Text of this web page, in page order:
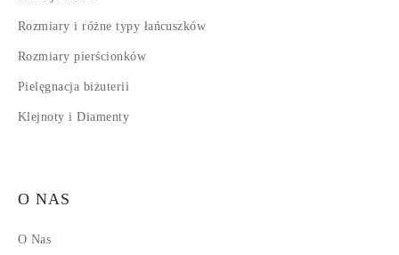
Rozmiary i różne typy łańcuszków
Rozmiary pierścionków
Pielęgnacja biżuterii
Klejnoty i Diamenty
O NAS
O Nas